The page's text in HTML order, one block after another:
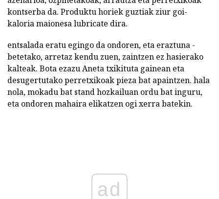
kontserba da. Produktu horiek guztiak ziur goi-
kaloria maionesa lubricate dira.
entsalada eratu egingo da ondoren, eta eraztuna -
betetako, arretaz kendu zuen, zaintzen ez hasierako
kalteak. Bota ezazu Aneta txikituta gainean eta
desugertutako perretxikoak pieza bat apaintzen. hala
nola, mokadu bat stand hozkailuan ordu bat inguru,
eta ondoren mahaira elikatzen ogi xerra batekin.
ad